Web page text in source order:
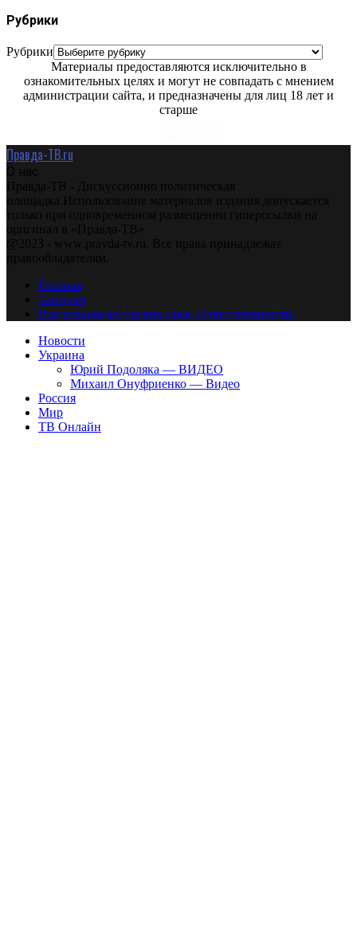
Рубрики
Рубрики
Материалы предоставляются исключительно в
ознакомительных целях и могут не совпадать с мнением
администрации сайта, и предназначены для лиц 18 лет и
старше
Правда-ТВ.ru
О нас
Правда-ТВ - Дискуссионно политическая
площадка.Использование материалов издания допускается
только при одновременном размещении гиперссылки на
оригинал в «Правда-ТВ»
@2023 - www.pravda-tv.ru. Все права принадлежат
правообладателям.
Главная
Авторам
Владельцам авторских прав. Ответственности.
Новости
Украина
Юрий Подоляка — ВИДЕО
Михаил Онуфриенко — Видео
Россия
Мир
ТВ Онлайн